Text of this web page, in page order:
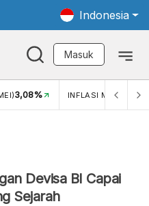
Indonesia
Masuk
3,08% INFLASI MOM (MEI)
Devisa BI Capai
Sejarah